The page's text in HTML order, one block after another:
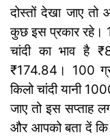
दोस्तों देखा जाए तो
कुछ इस प्रकार रहे।
चांदी का भाव है
₹174.84। 100
किलो चांदी यानी
जाए तो इस सप्ताह
और आपको बता दें कि